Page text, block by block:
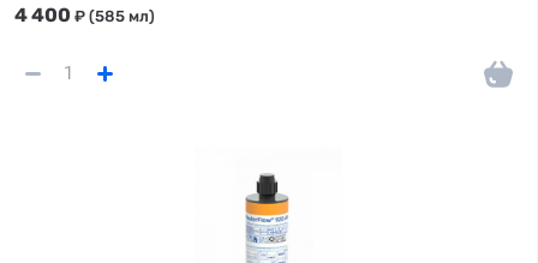
4 400 ₽ (585 мл)